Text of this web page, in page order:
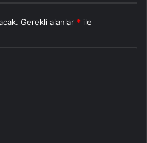
Gerekli alanlar * ile